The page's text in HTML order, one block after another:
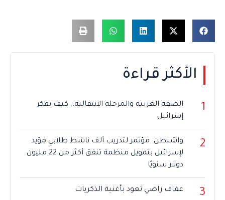
الأكثر قراءة
1
الضفة الغربية والمرحلة الانتقالية.. كيف تفكر
إسرائيل
2
واشنطن: مؤتمر لتدريب ألف ناشط طلابي مؤيد
لإسرائيل بتمويل منظمة تنفق أكثر من 22 مليون
دولار سنويًا
3 عفاف راضي تعود بأغنية الذكريات